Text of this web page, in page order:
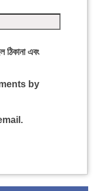
ঠিকানা এবং
by